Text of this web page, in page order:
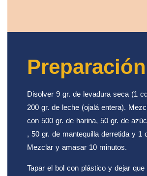
Preparación
Disolver 9 gr. de levadura seca (1
200 gr. de leche (ojalá entera).
con 500 gr. de harina, 50 gr. de
, 50 gr. de mantequilla derretida y 1
Mezclar y amasar 10 minutos.
Tapar el bol con plástico y dejar que